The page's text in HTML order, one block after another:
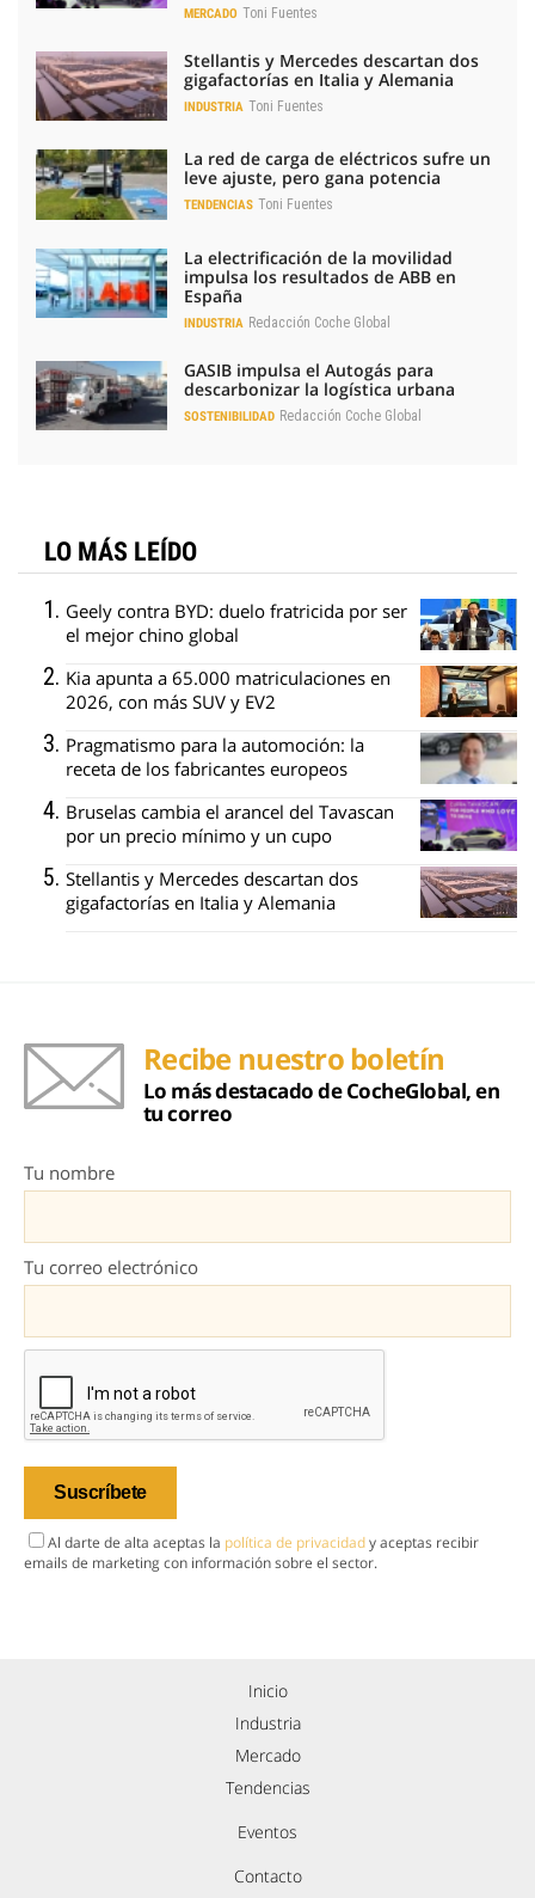
MERCADO Toni Fuentes
Stellantis y Mercedes descartan dos
gigafactorías en Italia y Alemania
INDUSTRIA Toni Fuentes
La red de carga de eléctricos sufre un
leve ajuste, pero gana potencia
TENDENCIAS Toni Fuentes
La electrificación de la movilidad
impulsa los resultados de ABB en
España
INDUSTRIA Redacción Coche Global
GASIB impulsa el Autogás para
descarbonizar la logística urbana
SOSTENIBILIDAD Redacción Coche Global
LO MÁS LEÍDO
Geely contra BYD: duelo fratricida por ser
el mejor chino global
Kia apunta a 65.000 matriculaciones en
2026, con más SUV y EV2
Pragmatismo para la automoción: la
receta de los fabricantes europeos
Bruselas cambia el arancel del Tavascan
por un precio mínimo y un cupo
Stellantis y Mercedes descartan dos
gigafactorías en Italia y Alemania
Recibe nuestro boletín
Lo más destacado de CocheGlobal, en
tu correo
Tu nombre
Tu correo electrónico
Al darte de alta aceptas la política de privacidady aceptas recibir
emails de marketing con información sobre el sector.
Inicio
Industria
Mercado
Tendencias
Eventos
Contacto